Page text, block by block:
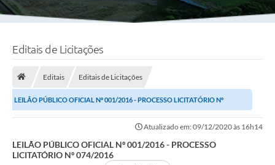
Editais de Licitações
Editais Editais de Licitações
LEILÃO PÚBLICO OFICIAL Nº 001/2016 - PROCESSO LICITATÓRIO Nº
Atualizado em: 09/12/2020 às 16h14
LEILÃO PÚBLICO OFICIAL Nº 001/2016 - PROCESSO
LICITATÓRIO Nº 074/2016